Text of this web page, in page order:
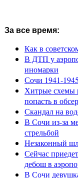
За все время:
Как в
В ДТП у
иномарки
Сочи 1941-
Хитрые схемы
попасть в
Скандал на
В Сочи из-за
стрельбой
Незаконный
Сейчас
дебош в
В Сочи